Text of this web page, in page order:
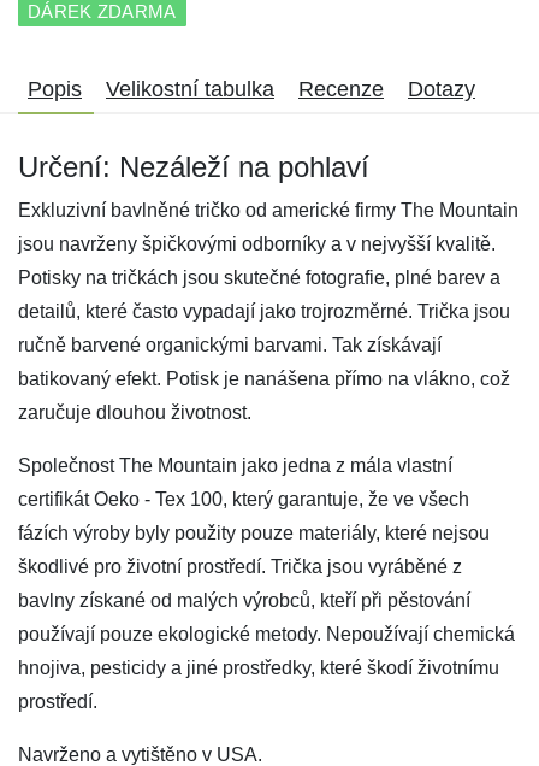
DÁREK ZDARMA
Popis Velikostní tabulka Recenze Dotazy
Určení: Nezáleží na pohlaví
Exkluzivní bavlněné tričko od americké firmy The Mountain
jsou navrženy špičkovými odborníky a v nejvyšší kvalitě.
Potisky na tričkách jsou skutečné fotografie, plné barev a
detailů, které často vypadají jako trojrozměrné. Trička jsou
ručně barvené organickými barvami. Tak získávají
batikovaný efekt. Potisk je nanášena přímo na vlákno, což
zaručuje dlouhou životnost.
Společnost The Mountain jako jedna z mála vlastní
certifikát Oeko - Tex 100, který garantuje, že ve všech
fázích výroby byly použity pouze materiály, které nejsou
škodlivé pro životní prostředí. Trička jsou vyráběné z
bavlny získané od malých výrobců, kteří při pěstování
používají pouze ekologické metody. Nepoužívají chemická
hnojiva, pesticidy a jiné prostředky, které škodí životnímu
prostředí.
Navrženo a vytištěno v USA.